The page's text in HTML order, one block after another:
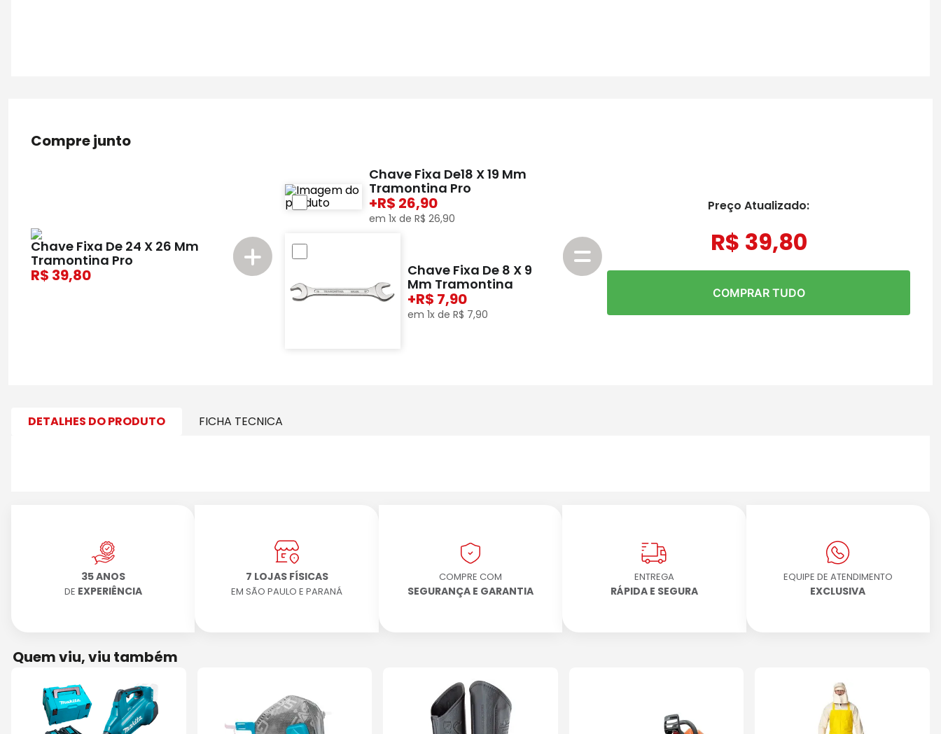
Compre junto
Chave Fixa De 24 X 26 Mm
Tramontina Pro
39,80
Chave Fixa De18 X 19 Mm
Tramontina Pro
+ 26,90
em1x deR$ 26,90
Chave Fixa De 8 X 9
Mm Tramontina
+ 7,90
em1x deR$ 7,90
Preço Atualizado:
R$ 39,80
COMPRAR TUDO
DETALHES DO PRODUTO FICHA TECNICA
35 ANOS
DE EXPERIÊNCIA
7 LOJAS FÍSICAS
EM SÃO PAULO E PARANÁ
COMPRE COM
SEGURANÇA E GARANTIA
ENTREGA
RÁPIDA E SEGURA
EQUIPE DE ATENDIMENTO
EXCLUSIVA
Quem viu, viu também